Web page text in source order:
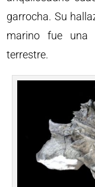
garrocha. Su
marino fue una
terrestre.